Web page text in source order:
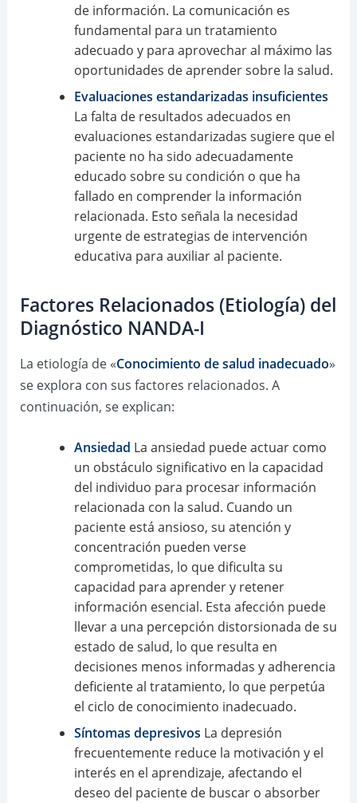
de información. La comunicación es
fundamental para un tratamiento
adecuado y para aprovechar al máximo las
oportunidades de aprender sobre la salud.
Evaluaciones estandarizadas insuficientes
La falta de resultados adecuados en
evaluaciones estandarizadas sugiere que el
paciente no ha sido adecuadamente
educado sobre su condición o que ha
fallado en comprender la información
relacionada. Esto señala la necesidad
urgente de estrategias de intervención
educativa para auxiliar al paciente.
Factores Relacionados (Etiología) del
Diagnóstico NANDA-I
La etiología de «Conocimiento de salud inadecuado»
se explora con sus factores relacionados. A
continuación, se explican:
Ansiedad La ansiedad puede actuar como
un obstáculo significativo en la capacidad
del individuo para procesar información
relacionada con la salud. Cuando un
paciente está ansioso, su atención y
concentración pueden verse
comprometidas, lo que dificulta su
capacidad para aprender y retener
información esencial. Esta afección puede
llevar a una percepción distorsionada de su
estado de salud, lo que resulta en
decisiones menos informadas y adherencia
deficiente al tratamiento, lo que perpetúa
el ciclo de conocimiento inadecuado.
Síntomas depresivos La depresión
frecuentemente reduce la motivación y el
interés en el aprendizaje, afectando el
deseo del paciente de buscar o absorber